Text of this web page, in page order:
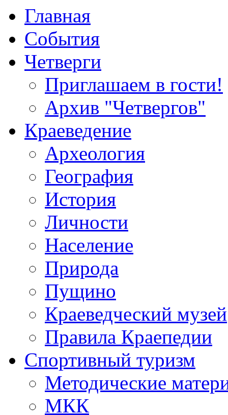
Главная
События
Четверги
Приглашаем в гости!
Архив "Четвергов"
Краеведение
Археология
География
История
Личности
Население
Природа
Пущино
Краеведческий музей
Правила Краепедии
Спортивный туризм
Методические
МКК